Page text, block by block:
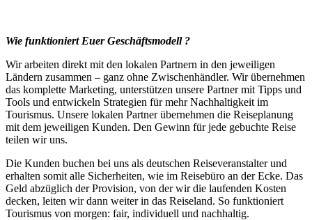
Wie funktioniert Euer Geschäftsmodell ?
Wir arbeiten direkt mit den lokalen Partnern in den jeweiligen
Ländern zusammen – ganz ohne Zwischenhändler. Wir übernehmen
das komplette Marketing, unterstützen unsere Partner mit Tipps und
Tools und entwickeln Strategien für mehr Nachhaltigkeit im
Tourismus. Unsere lokalen Partner übernehmen die Reiseplanung
mit dem jeweiligen Kunden. Den Gewinn für jede gebuchte Reise
teilen wir uns.
Die Kunden buchen bei uns als deutschen Reiseveranstalter und
erhalten somit alle Sicherheiten, wie im Reisebüro an der Ecke. Das
Geld abzüglich der Provision, von der wir die laufenden Kosten
decken, leiten wir dann weiter in das Reiseland. So funktioniert
Tourismus von morgen: fair, individuell und nachhaltig.